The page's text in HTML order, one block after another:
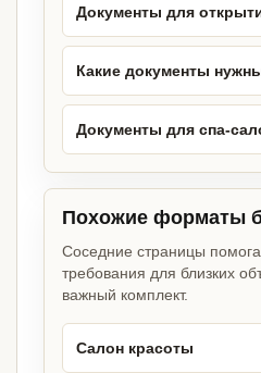
Документы для
Какие документы
Документы для спа-
Похожие форматы
Соседние страницы
требования для близких
важный комплект.
Салон красоты